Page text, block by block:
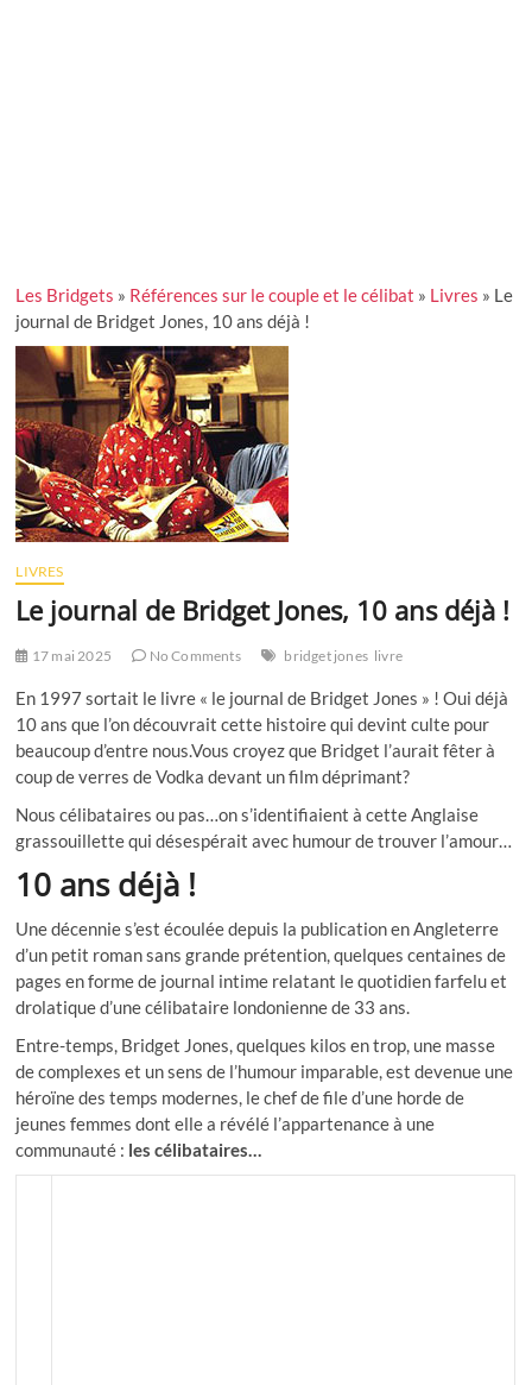
Les Bridgets » Références sur le couple et le célibat » Livres » Le
journal de Bridget Jones, 10 ans déjà !
LIVRES
Le journal de Bridget Jones, 10 ans déjà !
17 mai 2025 No Comments bridget jones livre
En 1997 sortait le livre « le journal de Bridget Jones » ! Oui déjà
10 ans que l’on découvrait cette histoire qui devint culte pour
beaucoup d’entre nous.Vous croyez que Bridget l’aurait fêter à
coup de verres de Vodka devant un film déprimant?
Nous célibataires ou pas…on s’identifiaient à cette Anglaise
grassouillette qui désespérait avec humour de trouver l’amour…
10 ans déjà !
Une décennie s’est écoulée depuis la publication en Angleterre
d’un petit roman sans grande prétention, quelques centaines de
pages en forme de journal intime relatant le quotidien farfelu et
drolatique d’une célibataire londonienne de 33 ans.
Entre-temps, Bridget Jones, quelques kilos en trop, une masse
de complexes et un sens de l’humour imparable, est devenue une
héroïne des temps modernes, le chef de file d’une horde de
jeunes femmes dont elle a révélé l’appartenance à une
communauté : les célibataires…